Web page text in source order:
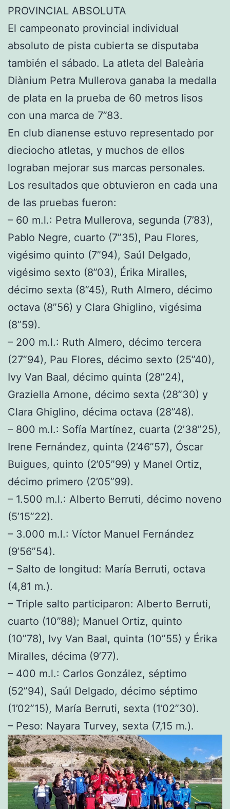
PROVINCIAL ABSOLUTA
El campeonato provincial individual
absoluto de pista cubierta se disputaba
también el sábado. La atleta del Baleària
Diànium Petra Mullerova ganaba la medalla
de plata en la prueba de 60 metros lisos
con una marca de 7”83.
En club dianense estuvo representado por
dieciocho atletas, y muchos de ellos
lograban mejorar sus marcas personales.
Los resultados que obtuvieron en cada una
de las pruebas fueron:
– 60 m.l.: Petra Mullerova, segunda (7’83),
Pablo Negre, cuarto (7”35), Pau Flores,
vigésimo quinto (7”94), Saúl Delgado,
vigésimo sexto (8”03), Érika Miralles,
décimo sexta (8”45), Ruth Almero, décimo
octava (8”56) y Clara Ghiglino, vigésima
(8”59).
– 200 m.l.: Ruth Almero, décimo tercera
(27”94), Pau Flores, décimo sexto (25”40),
Ivy Van Baal, décimo quinta (28”24),
Graziella Arnone, décimo sexta (28”30) y
Clara Ghiglino, décima octava (28”48).
– 800 m.l.: Sofía Martínez, cuarta (2’38”25),
Irene Fernández, quinta (2’46”57), Óscar
Buigues, quinto (2’05”99) y Manel Ortiz,
décimo primero (2’05”99).
– 1.500 m.l.: Alberto Berruti, décimo noveno
(5’15”22).
– 3.000 m.l.: Víctor Manuel Fernández
(9’56”54).
– Salto de longitud: María Berruti, octava
(4,81 m.).
– Triple salto participaron: Alberto Berruti,
cuarto (10”88); Manuel Ortiz, quinto
(10”78), Ivy Van Baal, quinta (10”55) y Érika
Miralles, décima (9’77).
– 400 m.l.: Carlos González, séptimo
(52”94), Saúl Delgado, décimo séptimo
(1’02”15), María Berruti, sexta (1’02”30).
– Peso: Nayara Turvey, sexta (7,15 m.).